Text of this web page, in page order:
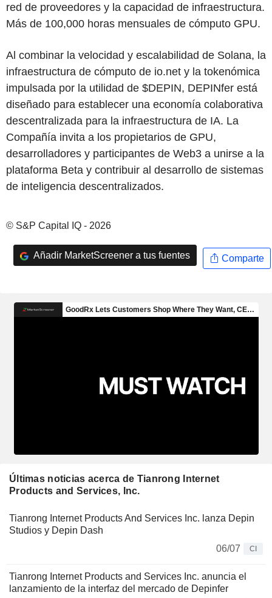
red de proveedores y la capacidad de infraestructura.
Más de 100,000 horas mensuales de cómputo GPU.
Al combinar la velocidad y escalabilidad de Solana, la
infraestructura de cómputo de io.net y la tokenómica
impulsada por la utilidad de $DEPIN, DEPINfer está
diseñado para establecer una economía colaborativa
descentralizada para la infraestructura de IA. La
Compañía invita a los propietarios de GPU,
desarrolladores y participantes de Web3 a unirse a la
plataforma Beta y contribuir al desarrollo de sistemas
de inteligencia descentralizados.
© S&P Capital IQ - 2026
Añadir MarketScreener a tus fuentes Comparte
Últimas noticias acerca de Tianrong Internet
Products and Services, Inc.
Tianrong Internet Products And Services Inc. lanza Depin
Studios y Depin Dash
06/07
CI
Tianrong Internet Products and Services Inc. anuncia el
lanzamiento de la interfaz del mercado de Depinfer